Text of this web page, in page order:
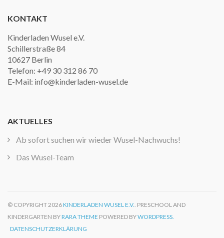
KONTAKT
Kinderladen Wusel e.V.
Schillerstraße 84
10627 Berlin
Telefon: +49 30 312 86 70
E-Mail: info@kinderladen-wusel.de
AKTUELLES
Ab sofort suchen wir wieder Wusel-Nachwuchs!
Das Wusel-Team
© COPYRIGHT 2026KINDERLADEN WUSEL E.V.. PRESCHOOL AND
KINDERGARTEN BYRARA THEME POWERED BYWORDPRESS.
DATENSCHUTZERKLÄRUNG